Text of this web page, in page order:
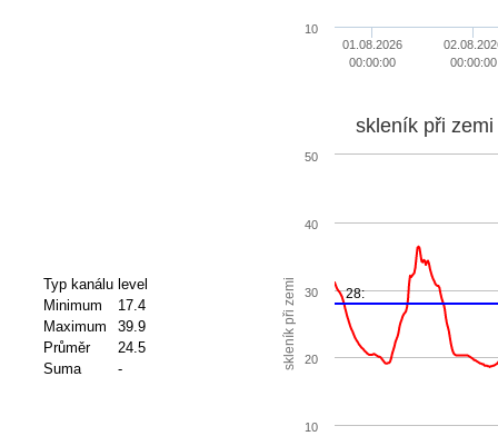
01.08.2026
00:00:00
00:00:00
10
Typ kanálu level
Minimum
17.4
Maximum
39.9
Průměr
24.5
Suma
- skleník při zemi
skleník při zemi
28:
20
30
40
10
50